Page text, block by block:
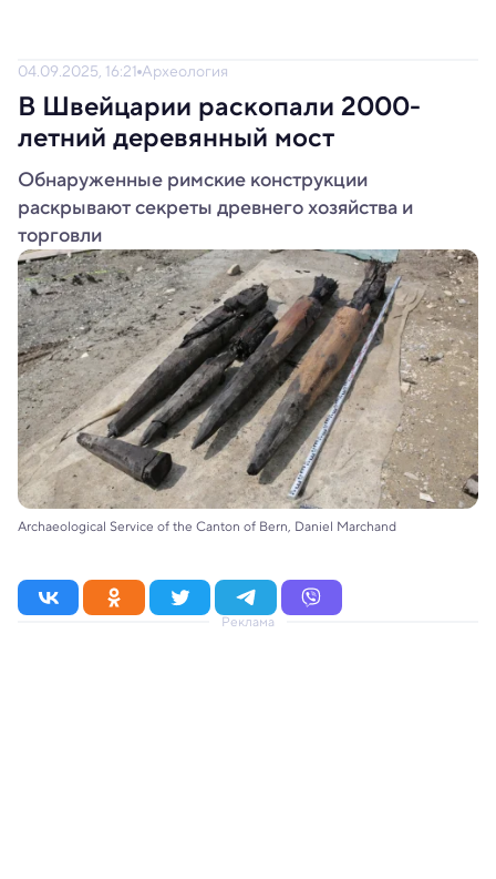
04.09.2025, 16:21 Археология
В Швейцарии раскопали 2000-
летний деревянный мост
Обнаруженные римские конструкции
раскрывают секреты древнего хозяйства и
торговли
Archaeological Service of the Canton of Bern, Daniel Marchand
Реклама